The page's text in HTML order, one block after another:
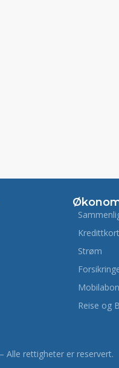
Kredittkort
Strøm
Reise og
Alle rettigheter er reservert.